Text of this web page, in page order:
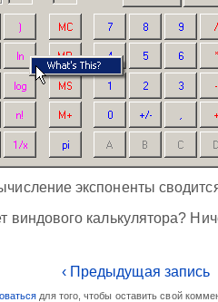
экспоненты
виндового калькулятора?
‹ Предыдущая запись
для того, чтобы оставить свой